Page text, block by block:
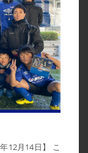
12月14日】 こ